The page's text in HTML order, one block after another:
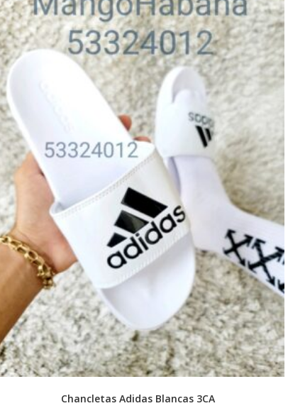
Chancletas Adidas Blancas 3CA